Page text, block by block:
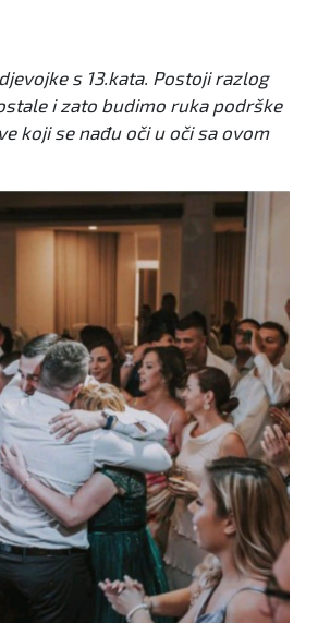
s 13.kata. Postoji razlog
i zato budimo ruka podrške
koji se nađu oči u oči sa ovom